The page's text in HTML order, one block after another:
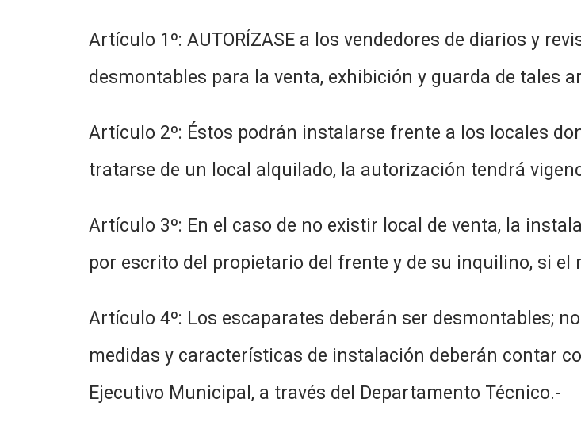
Artículo 1º: AUTORÍZASE a los vendedores de diarios y
desmontables para la venta, exhibición y guarda de tales
Artículo 2º: Éstos podrán instalarse frente a los locales
tratarse de un local alquilado, la autorización tendrá
Artículo 3º: En el caso de no existir local de venta, la
por escrito del propietario del frente y de su inquilino, si
Artículo 4º: Los escaparates deberán ser desmontables;
medidas y características de instalación deberán contar
Ejecutivo Municipal, a través del Departamento Técnico.-